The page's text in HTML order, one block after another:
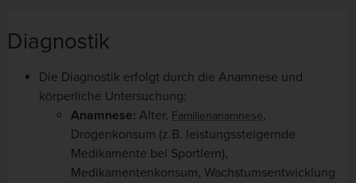
Diagnostik
Die Diagnostik erfolgt durch die Anamnese und
körperliche Untersuchung:
Anamnese: Alter, Familienanamnese,
Drogenkonsum (z.B. leistungssteigernde
Medikamente bei Sportlern),
Medikamentenkonsum, Wachstumsentwicklung